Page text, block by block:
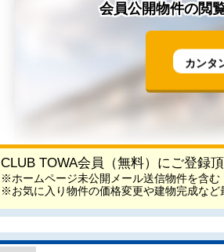
会員公開物件の閲
カンタ
CLUB TOWA会員（無料）にご登録
※ホームページ未公開メール送信物件を含む
※お気に入り物件の価格変更や建物完成など